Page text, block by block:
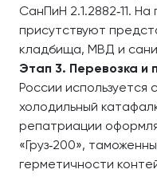
СанПиН 2.1.2882‑11.
присутствуют
кладбища, МВД и
Этап 3. Перевозка и
России используется
холодильный
репатриации
«Груз‑200»,
герметичности